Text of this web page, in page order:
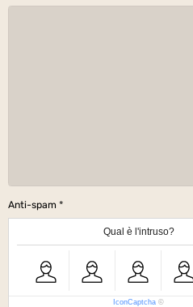
Anti-spam
Qual è l'intruso?
IconCaptcha ©